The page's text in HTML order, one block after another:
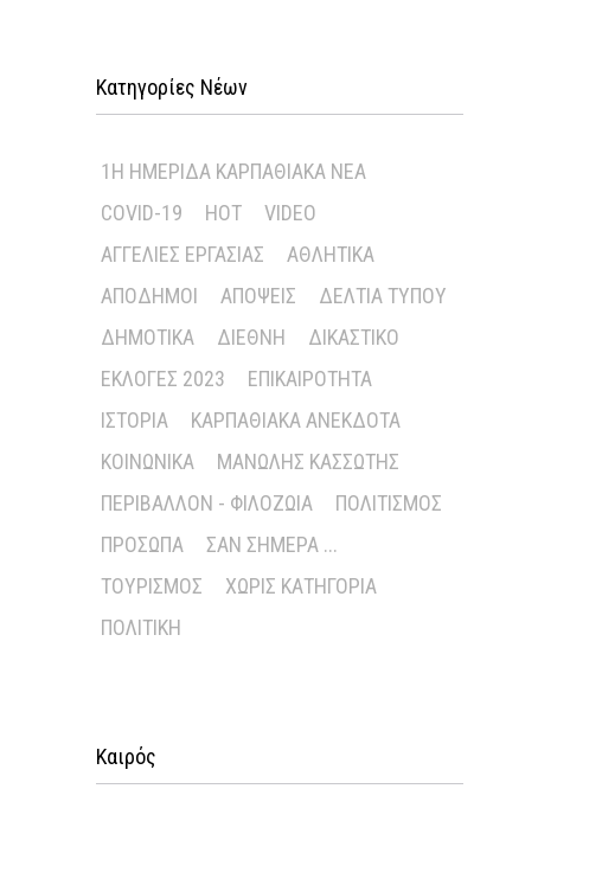
Κατηγορίες Νέων
1Η ΗΜΕΡΊΔΑ ΚΑΡΠΑΘΙΑΚΆ ΝΈΑ
COVID-19
HOT
VIDEO
ΑΓΓΕΛΊΕΣ ΕΡΓΑΣΊΑΣ
ΑΘΛΗΤΙΚΆ
ΑΠΌΔΗΜΟΙ
ΑΠΌΨΕΙΣ
ΔΕΛΤΊΑ ΤΎΠΟΥ
ΔΗΜΟΤΙΚΆ
ΔΙΕΘΝΉ
ΔΙΚΑΣΤΙΚΌ
ΕΚΛΟΓΈΣ 2023
ΕΠΙΚΑΙΡΌΤΗΤΑ
ΙΣΤΟΡΊΑ
ΚΑΡΠΑΘΙΑΚΆ ΑΝΈΚΔΟΤΑ
ΚΟΙΝΩΝΙΚΆ
ΜΑΝΏΛΗΣ ΚΑΣΣΏΤΗΣ
ΠΕΡΙΒΆΛΛΟΝ - ΦΙΛΟΖΩΊΑ
ΠΟΛΙΤΙΣΜΌΣ
ΠΡΌΣΩΠΑ
ΣΑΝ ΣΉΜΕΡΑ ...
ΤΟΥΡΙΣΜΌΣ
ΧΩΡΊΣ ΚΑΤΗΓΟΡΊΑ
ΠΟΛΙΤΙΚΉ
Καιρός